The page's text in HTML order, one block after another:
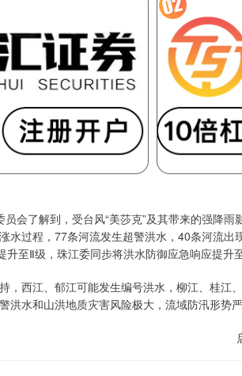
了解到，受台风“美莎克”及其带来的强降雨
水过程，77条河流发生超警洪水，40条河流出
至Ⅱ级，珠江委同步将洪水防御应急响应提升至
西江、郁江可能发生编号洪水，柳江、桂江
洪水和山洪地质灾害风险极大，流域防汛形势严